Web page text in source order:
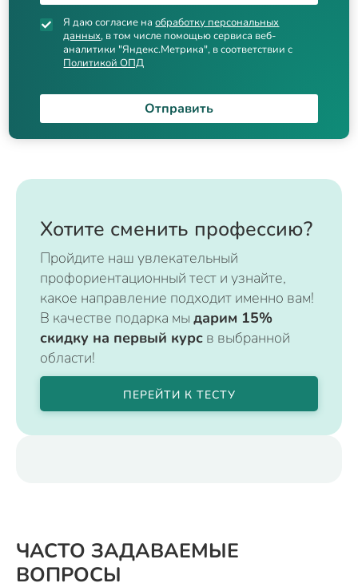
Я даю согласие наобработку персональных
данных, в том числе помощью сервиса веб-
аналитики "Яндекс.Метрика", в соответствии с
Политикой ОПД
Отправить
Хотите сменить профессию?
Пройдите наш увлекательный
профориентационный тест и узнайте,
какое направление подходит именно вам!
В качестве подарка мы дарим 15%
скидку на первый курс в выбранной
области!
ПЕРЕЙТИ К ТЕСТУ
ЧАСТО ЗАДАВАЕМЫЕ
ВОПРОСЫ